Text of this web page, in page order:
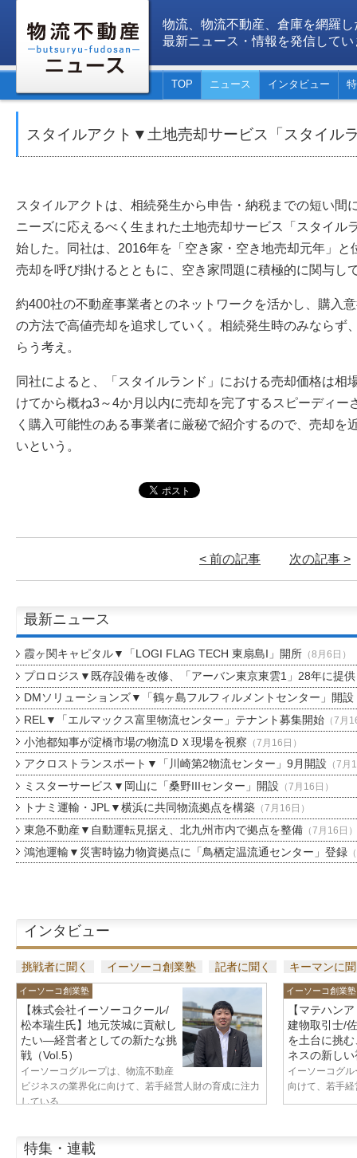
物流、物流不動産、倉庫を網羅し
最新ニュース・情報を発信してい
TOP ニュース インタビュー
スタイルアクト▼土地売却サービス「スタイル
スタイルアクトは、相続発生から申告・納税までの短い間
ニーズに応えるべく生まれた土地売却サービス「スタイル
始した。同社は、2016年を「空き家・空き地売却元年」と
売却を呼び掛けるとともに、空き家問題に積極的に関与し
約400社の不動産事業者とのネットワークを活かし、購入
の方法で高値売却を追求していく。相続発生時のみならず
らう考え。
同社によると、「スタイルランド」における売却価格は相
けてから概ね3～4か月以内に売却を完了するスピーディー
く購入可能性のある事業者に厳秘で紹介するので、売却を
いという。
< 前の記事 次の記事 >
最新ニュース
霞ヶ関キャピタル▼「LOGI FLAG TECH 東扇島I」開所（8月6日）
プロロジス▼既存設備を改修、「アーバン東京東雲1」28年に提供
DMソリューションズ▼「鶴ヶ島フルフィルメントセンター」開設
REL▼「エルマックス富里物流センター」テナント募集開始（7月
小池都知事が淀橋市場の物流ＤＸ現場を視察 （7月16日）
アクロストランスポート▼「川崎第2物流センター」9月開設 （7月
ミスターサービス▼岡山に「桑野IIIセンター」開設 （7月16日）
トナミ運輸・JPL▼横浜に共同物流拠点を構築（7月16日）
東急不動産▼自動運転見据え、北九州市内で拠点を整備（7月16日）
鴻池運輸▼災害時協力物資拠点に「鳥栖定温流通センター」登録
インタビュー
挑戦者に聞く イーソーコ創業塾 記者に聞く キーマンに
イーソーコ創業塾
【株式会社イーソーコクール/
松本瑞生氏】地元茨城に貢献し
たい—経営者としての新たな挑
戦（Vol.5）
イーソーコグループは、物流不動産
ビジネスの業界化に向けて、若手経営人財の育成に注力
している...
イーソーコ創業塾
【マテハン
建物取引士/
を土台に挑
ネスの新し
イーソーコグ
向けて、若手
特集・連載